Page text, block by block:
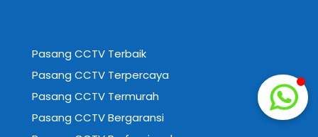
Pasang CCTV Terbaik
Pasang CCTV Terpercaya
Pasang CCTV Termurah
Pasang CCTV Bergaransi